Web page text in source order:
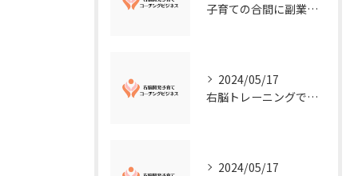
子育ての合間に副業コーチングで収入アップ！右脳開発子育てコーチングビジネスの可能性とは？
2024/05/17
右脳トレーニングで視覚的センスを磨こう！
2024/05/17